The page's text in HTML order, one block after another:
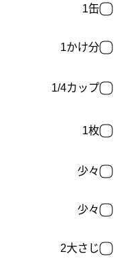
1缶
1かけ分
1/4カップ
1枚
少々
少々
2大さじ